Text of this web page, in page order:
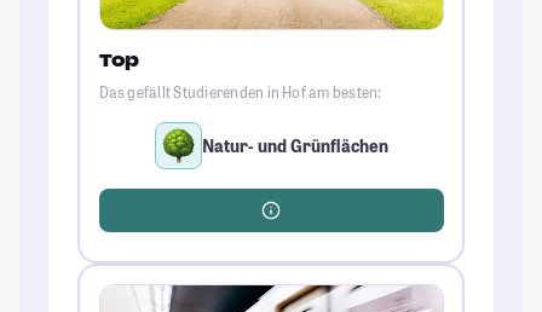
Top
Das gefällt Studierenden in Hof am besten:
Natur- und Grünflächen